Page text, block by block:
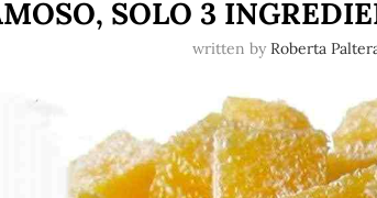
SOLO 3
written by Roberta